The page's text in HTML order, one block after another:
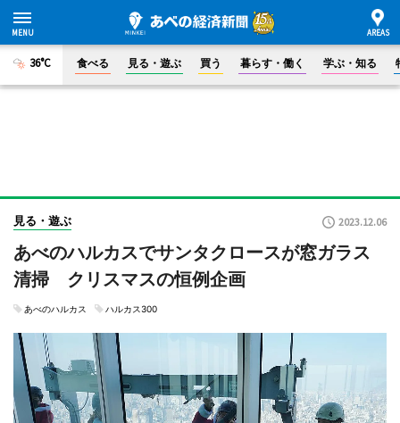
36°C 食べる 見る・遊ぶ 買う 暮らす・働く 学ぶ・知る
見る・遊ぶ 2023.12.06
あべのハルカスでサンタクロースが窓ガラス
清掃 クリスマスの恒例企画
あべのハルカス ハルカス300